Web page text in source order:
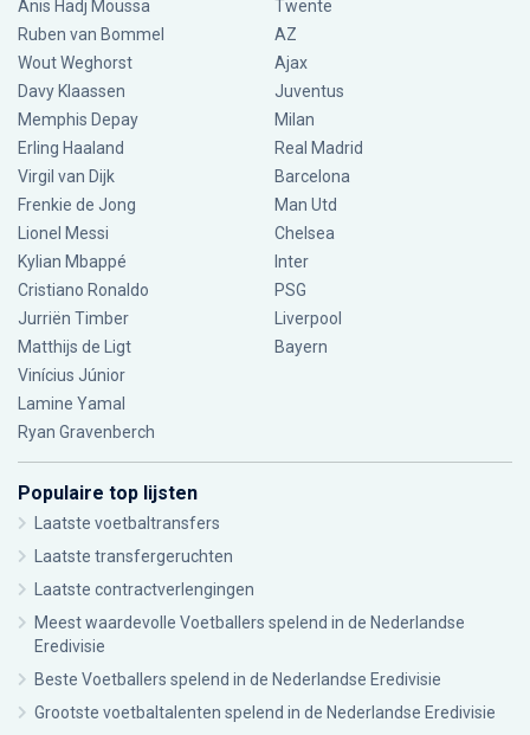
Anis Hadj Moussa
Ruben van Bommel
Wout Weghorst
Davy Klaassen
Memphis Depay
Erling Haaland
Virgil van Dijk
Frenkie de Jong
Lionel Messi
Kylian Mbappé
Cristiano Ronaldo
Jurriën Timber
Matthijs de Ligt
Vinícius Júnior
Lamine Yamal
Ryan Gravenberch
Twente
AZ
Ajax
Juventus
Milan
Real Madrid
Barcelona
Man Utd
Chelsea
Inter
PSG
Liverpool
Bayern
Populaire top lijsten
Laatste voetbaltransfers
Laatste transfergeruchten
Laatste contractverlengingen
Meest waardevolle Voetballers spelend in de Nederlandse
Eredivisie
Beste Voetballers spelend in de Nederlandse Eredivisie
Grootste voetbaltalenten spelend in de Nederlandse Eredivisie